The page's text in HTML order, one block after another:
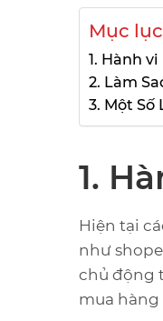
Mục lục
1. Hành
2. Làm
3. Một Số
1.
Hiện tại
như
chủ động
mua hàng